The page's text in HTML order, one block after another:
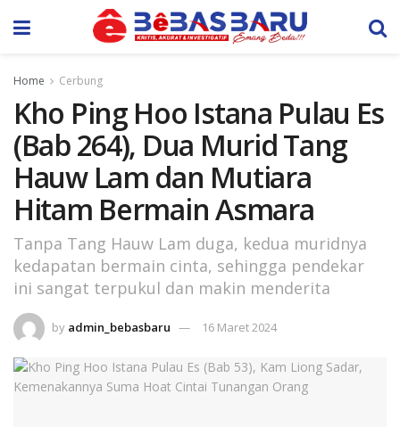
Home Cerbung
Kho Ping Hoo Istana Pulau Es
(Bab 264), Dua Murid Tang
Hauw Lam dan Mutiara
Hitam Bermain Asmara
Tanpa Tang Hauw Lam duga, kedua muridnya
kedapatan bermain cinta, sehingga pendekar
ini sangat terpukul dan makin menderita
by admin_bebasbaru 16 Maret 2024